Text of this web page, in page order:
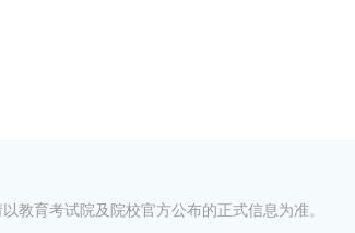
教育考试院及院校官方公布的正式信息为准。